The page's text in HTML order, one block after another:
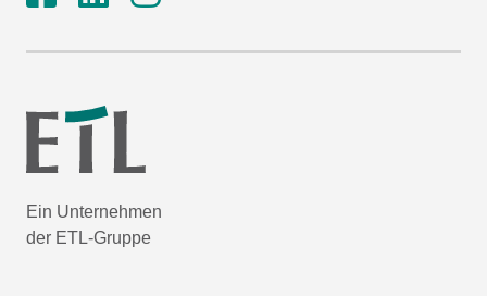
Ein Unternehmen
der ETL-Gruppe